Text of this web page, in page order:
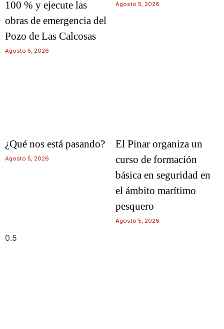
100 % y ejecute las
obras de emergencia del
Pozo de Las Calcosas
Agosto 5, 2026
Agosto 5, 2026
¿Qué nos está pasando?
Agosto 5, 2026
El Pinar organiza un
curso de formación
básica en seguridad en
el ámbito marítimo
pesquero
Agosto 5, 2026